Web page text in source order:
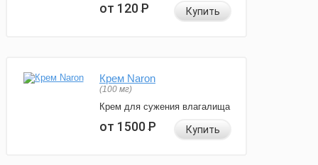
от 120Р Купить
Крем Naron
(100 мг)
Крем для сужения влагалища
от 1500Р Купить